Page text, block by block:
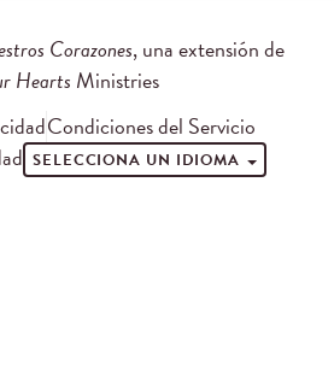
Corazones, una extensión de
Hearts Ministries
Condiciones del Servicio
SELECCIONA UN IDIOMA